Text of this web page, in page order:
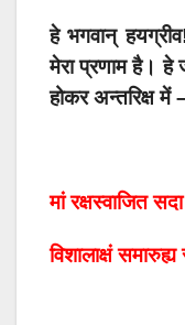
हे भगवान्
मेरा प्रणाम है।
होकर अन्तरिक्ष
मां रक्षस्वाजित
विशालाक्षं